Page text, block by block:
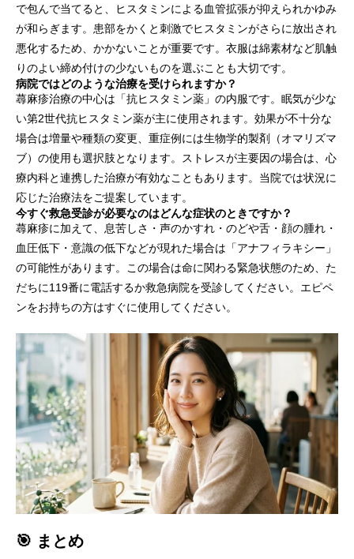
で包んで当てると、ヒスタミンによる血管拡張が抑えられかゆみ
が和らぎます。患部をかくと刺激でヒスタミンがさらに放出され
悪化するため、かかないことが重要です。衣服は綿素材など肌触
りのよい締め付けの少ないものを選ぶことも大切です。
病院ではどのような治療を受けられますか？
蕁麻疹治療の中心は「抗ヒスタミン薬」の内服です。眠気が少な
い第2世代抗ヒスタミン薬が主に使用されます。効果が不十分な
場合は増量や種類の変更、重症例には生物学的製剤（オマリズマ
ブ）の使用も選択肢となります。ストレスが主要因の場合は、心
療内科と連携した治療が有効なこともあります。当院では状況に
応じた治療法をご提案しています。
今すぐ救急受診が必要なのはどんな症状のときですか？
蕁麻疹に加えて、息苦しさ・声のかすれ・のどや舌・顔の腫れ・
血圧低下・意識の低下などが現れた場合は「アナフィラキシー」
の可能性があります。この場合は命に関わる緊急状態のため、た
だちに119番に電話するか救急病院を受診してください。エピペ
ンをお持ちの方はすぐに使用してください。
🎯 まとめ